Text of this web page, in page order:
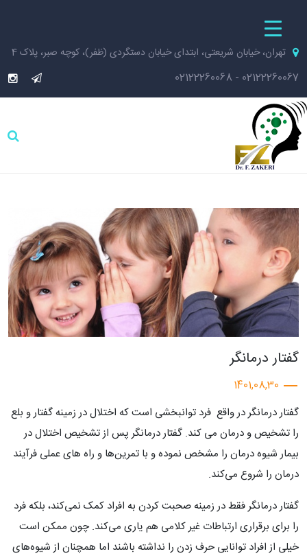
تهران، خیابان شریعتی، ابتدای خیابان دستگردی (ظفر)، کوچه صبر، پلاک 4
02122260067
-
02122260068
گفتار درمانگر
1401,08,30
گفتار درمانگر در واقع فرد توانبخشی است که اختلال در زمینه گفتار و بلع
را تشخیص و درمان می کند. گفتار درمانگر پس از تشخیص اختلال در
بیمار شیوه‌ درمان را مشخص نموده و با تمرین‌ها و راه ‌های عملی فرآیند
درمان را شروع می‌کند.
گفتار درمانگر فقط در زمینه صحبت کردن به افراد کمک نمی‌کند، بلکه فرد
را برای برقراری ارتباطات غیر کلامی هم یاری می‌کند. چون ممکن است
خیلی از افراد توانایی حرف زدن را نداشته باشند اما همچنان از شیوه‌های